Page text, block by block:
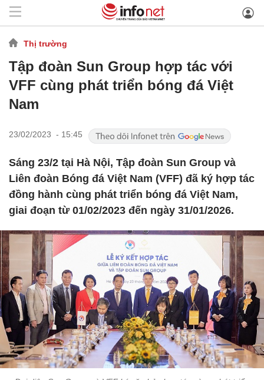
Thị trường
Tập đoàn Sun Group hợp tác với
VFF cùng phát triển bóng đá Việt
Nam
23/02/2023 - 15:45
Sáng 23/2 tại Hà Nội, Tập đoàn Sun Group và
Liên đoàn Bóng đá Việt Nam (VFF) đã ký hợp tác
đồng hành cùng phát triển bóng đá Việt Nam,
giai đoạn từ 01/02/2023 đến ngày 31/01/2026.